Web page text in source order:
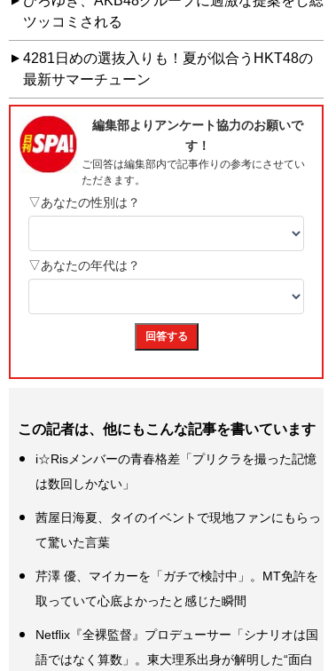
ツッコミされる
4281日めの選抜入りも！夏が似合うHKT48の
最新サマーチューン
この記者は、他にもこんな記事を書いています
i☆Risメンバーの青春格差「プリクラを撮った記憶
は数回しかない」
茜屋日海夏、タイのイベントで現地ファンにもらっ
て驚いた言葉
芹澤 優、マイカーを「ガチで検討中」。MT免許を
取っていて心底よかったと感じた瞬間
Netflix『全裸監督』プロデューサー「シナリオは国
語ではなく算数」。東大理系出身が解明した“面白